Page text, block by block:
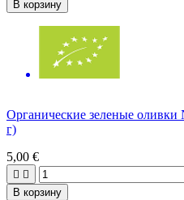
В корзину
Органические зеленые оливки
г)
5,00 €
 
В корзину